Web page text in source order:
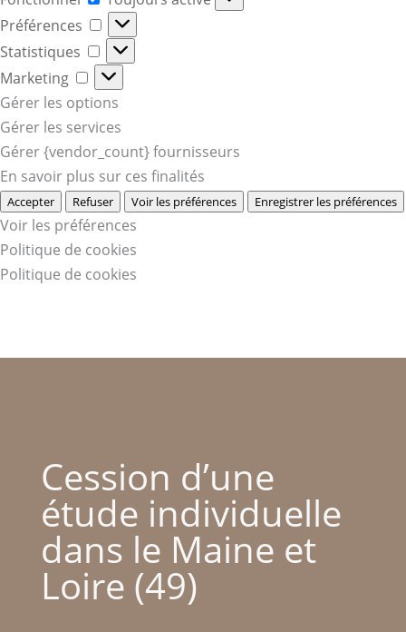
Préférences
Préférences
Statistiques
Statistiques
Marketing
Marketing
Gérer les options
Gérer les services
Gérer {vendor_count} fournisseurs
En savoir plus sur ces finalités
Accepter Refuser Voir les préférences Enregistrer les préférences
Voir les préférences
Politique de cookies
Politique de cookies
Cession d’une
étude individuelle
dans le Maine et
Loire (49)